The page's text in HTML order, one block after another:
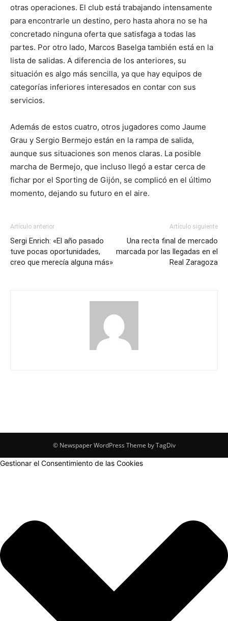
otras operaciones. El club está trabajando intensamente
para encontrarle un destino, pero hasta ahora no se ha
concretado ninguna oferta que satisfaga a todas las
partes. Por otro lado, Marcos Baselga también está en la
lista de salidas. A diferencia de los anteriores, su
situación es algo más sencilla, ya que hay equipos de
categorías inferiores interesados en contar con sus
servicios.
Además de estos cuatro, otros jugadores como Jaume
Grau y Sergio Bermejo están en la rampa de salida,
aunque sus situaciones son menos claras. La posible
marcha de Bermejo, que incluso llegó a estar cerca de
fichar por el Sporting de Gijón, se complicó en el último
momento, dejando su futuro en el aire.
Artículo anterior
Sergi Enrich: «El año pasado
tuve pocas oportunidades,
creo que merecía alguna más»
Artículo siguiente
Una recta final de mercado
marcada por las llegadas en el
Real Zaragoza
© Newspaper WordPress Theme by TagDiv
Gestionar el Consentimiento de las Cookies